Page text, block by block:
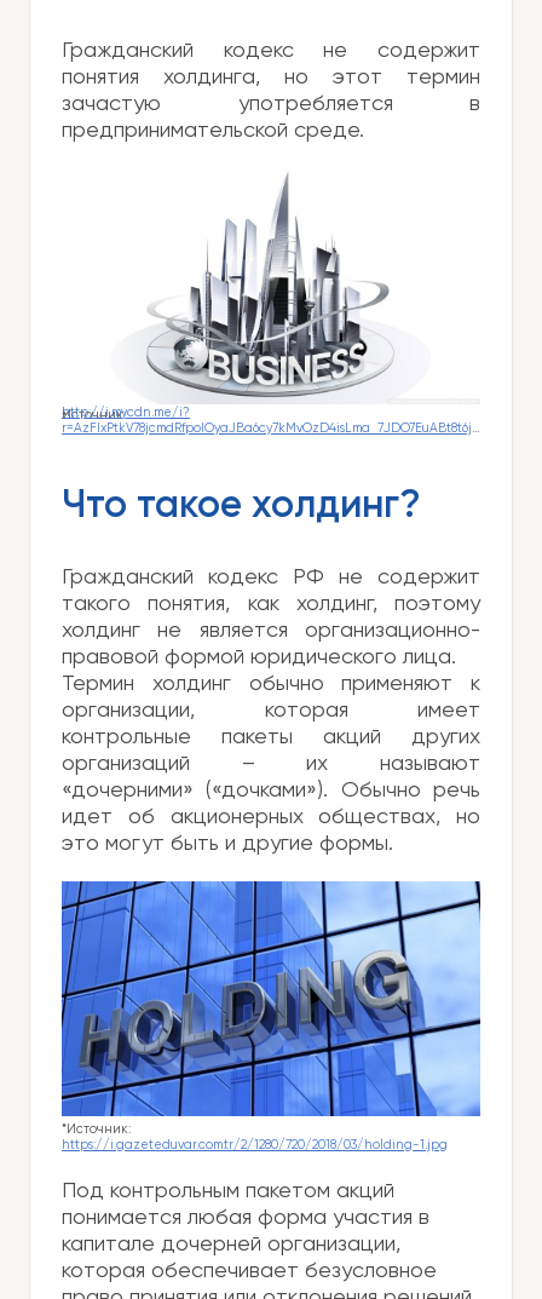
Гражданский кодекс не содержит
понятия холдинга, но этот термин
зачастую употребляется в
предпринимательской среде.
*Источник:
http://i.mycdn.me/i?
Что такое холдинг?
Гражданский кодекс РФ не содержит
такого понятия, как холдинг, поэтому
холдинг не является организационно-
правовой формой юридического лица.
Термин холдинг обычно применяют к
организации, которая имеет
контрольные пакеты акций других
организаций – их называют
«дочерними» («дочками»). Обычно речь
идет об акционерных обществах, но
это могут быть и другие формы.
*Источник:
https://i.gazeteduvar.com.tr/2/1280/720/2018/03/holding-1.jpg
Под контрольным пакетом акций
понимается любая форма участия в
капитале дочерней организации,
которая обеспечивает безусловное